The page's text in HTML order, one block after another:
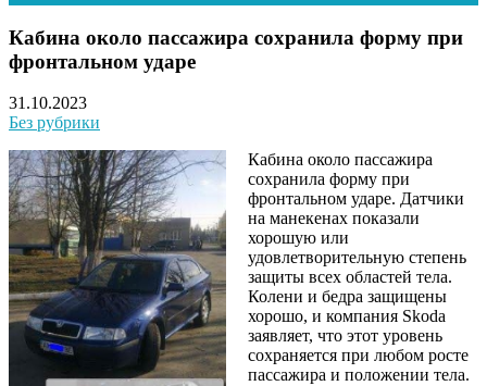
Кабина около пассажира сохранила форму при
фронтальном ударе
31.10.2023
Без рубрики
Кабина около пассажира
сохранила форму при
фронтальном ударе. Датчики
на манекенах показали
хорошую или
удовлетворительную степень
защиты всех областей тела.
Колени и бедра защищены
хорошо, и компания Skoda
заявляет, что этот уровень
сохраняется при любом росте
пассажира и положении тела.